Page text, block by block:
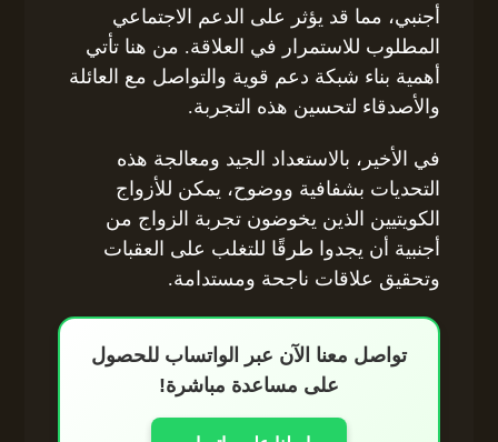
أجنبي، مما قد يؤثر على الدعم الاجتماعي
المطلوب للاستمرار في العلاقة. من هنا تأتي
أهمية بناء شبكة دعم قوية والتواصل مع العائلة
والأصدقاء لتحسين هذه التجربة.
في الأخير، بالاستعداد الجيد ومعالجة هذه
التحديات بشفافية ووضوح، يمكن للأزواج
الكويتيين الذين يخوضون تجربة الزواج من
أجنبية أن يجدوا طرقًا للتغلب على العقبات
وتحقيق علاقات ناجحة ومستدامة.
تواصل معنا الآن عبر الواتساب للحصول
على مساعدة مباشرة!